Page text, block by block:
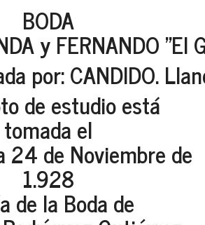
BODA
y FERNANDO
por: CANDIDO.
de estudio está
tomada el
24 de Noviembre de
1.928
de la Boda de